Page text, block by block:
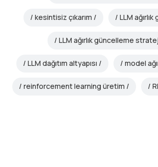
kesintisiz çıkarım LLM
LLM ağırlık güncelleme
LLM dağıtım altyapısı model
reinforcement learning üretim